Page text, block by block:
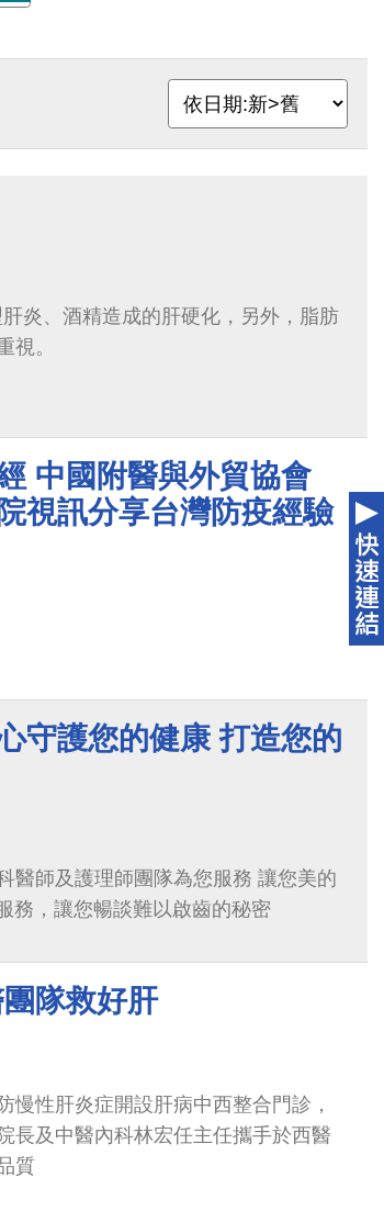
炎、酒精造成的肝硬化，另外，脂肪
視。
中國附醫與外貿協會
視訊分享台灣防疫經驗
守護您的健康 打造您的
醫師及護理師團隊為您服務 讓您美的
務，讓您暢談難以啟齒的秘密
隊救好肝
慢性肝炎症開設肝病中西整合門診，
長及中醫內科林宏任主任攜手於西醫
質